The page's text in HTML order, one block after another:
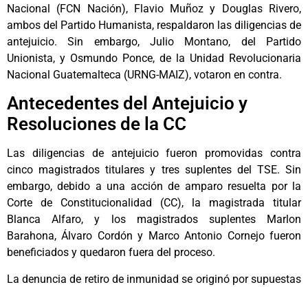
Nacional (FCN Nación), Flavio Muñoz y Douglas Rivero,
ambos del Partido Humanista, respaldaron las diligencias de
antejuicio. Sin embargo, Julio Montano, del Partido
Unionista, y Osmundo Ponce, de la Unidad Revolucionaria
Nacional Guatemalteca (URNG-MAIZ), votaron en contra.
Antecedentes del Antejuicio y
Resoluciones de la CC
Las diligencias de antejuicio fueron promovidas contra
cinco magistrados titulares y tres suplentes del TSE. Sin
embargo, debido a una acción de amparo resuelta por la
Corte de Constitucionalidad (CC), la magistrada titular
Blanca Alfaro, y los magistrados suplentes Marlon
Barahona, Álvaro Cordón y Marco Antonio Cornejo fueron
beneficiados y quedaron fuera del proceso.
La denuncia de retiro de inmunidad se originó por supuestas